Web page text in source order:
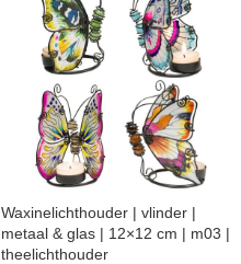
Waxinelichthouder | vlinder |
metaal & glas | 12×12 cm | m03 |
theelichthouder